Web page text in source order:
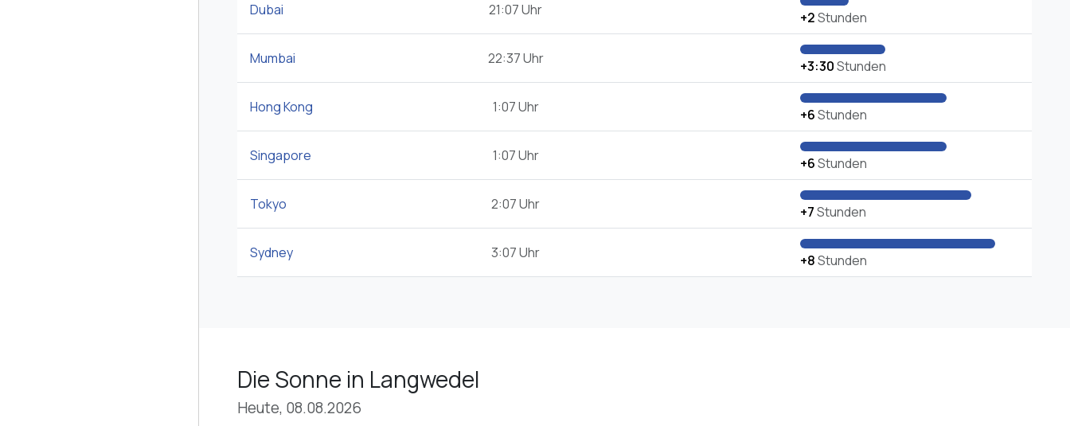
Dubai 21:07 Uhr +2Stunden
Mumbai 22:37 Uhr +3:30Stunden
Hong Kong 1:07 Uhr +6Stunden
Singapore 1:07 Uhr +6Stunden
Tokyo 2:07 Uhr +7Stunden
Sydney 3:07 Uhr +8Stunden
Die Sonne in Langwedel
Heute, 08.08.2026